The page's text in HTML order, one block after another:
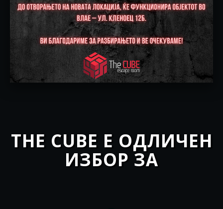
КУПИ
THE CUBE Е ОДЛИЧЕН
ИЗБОР ЗА